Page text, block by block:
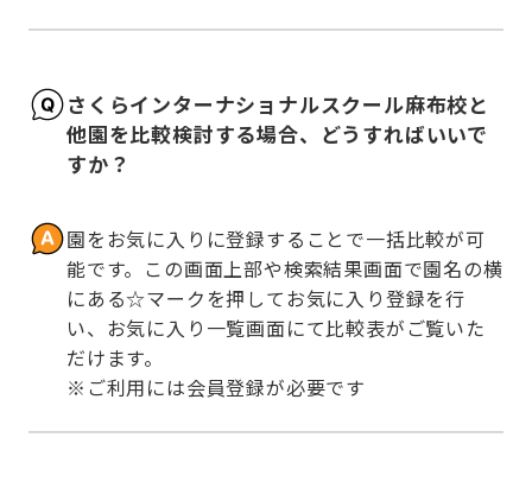
さくらインターナショナルスクール麻布校と
他園を比較検討する場合、どうすればいいで
すか？
園をお気に入りに登録することで一括比較が可
能です。この画面上部や検索結果画面で園名の横
にある☆マークを押してお気に入り登録を行
い、お気に入り一覧画面にて比較表がご覧いた
だけます。
※ご利用には会員登録が必要です